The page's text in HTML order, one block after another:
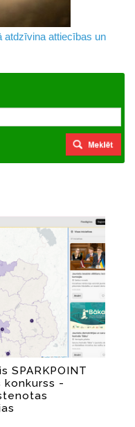
atdzīvina attiecības un